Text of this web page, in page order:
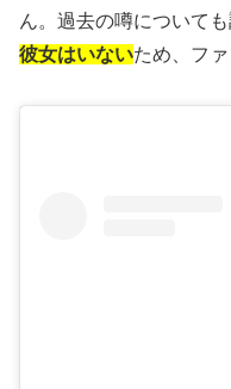
ん。過去の噂について
彼女はいないため、ファ